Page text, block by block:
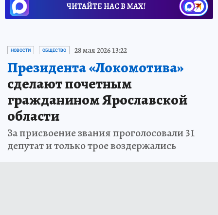
ЧИТАЙТЕ НАС В МАХ!
НОВОСТИ ОБЩЕСТВО 28 мая 2026 13:22
Президента «Локомотива»
сделают почетным
гражданином Ярославской
области
За присвоение звания проголосовали 31
депутат и только трое воздержались